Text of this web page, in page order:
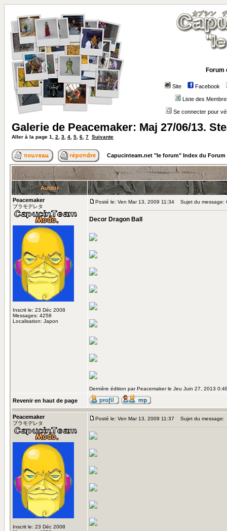
Forum
Site Facebook
Liste des
Se connecter pour
Galerie de Peacemaker: Maj 27/06/13.
Aller à la page 1 2 3 4 5 6 7 Suivante
Capucinteam.net "le forum" Index du Forum
Auteur
Peacemaker
プラモデレタ
Inscrit le: 23 Déc 2008
Messages: 4258
Localisation: Japon
Posté le: Ven Mar 13, 2009 11:34 Sujet du message:
Decor Dragon Ball
Dernière édition par Peacemaker le Jeu Juin 27, 2013
Revenir en haut de page
Peacemaker
プラモデレタ
Inscrit le: 23 Déc 2008
Posté le: Ven Mar 13, 2009 11:37 Sujet du message: